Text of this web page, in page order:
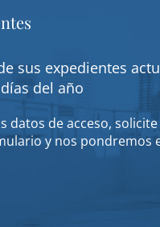
sus expedientes
del año
datos de acceso,
y nos pondremos